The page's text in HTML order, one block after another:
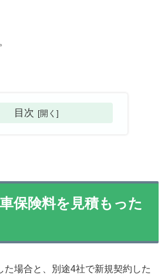
目次
保険料を見積もった
た場合と、別途4社で新規契約した